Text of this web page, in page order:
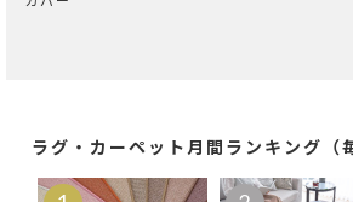
ラグ・カーペット月間ランキング（